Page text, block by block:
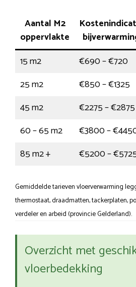
Aantal M2
oppervlakte
15 m2
€690 – €720
25 m2
€850 – €1325
45 m2
€2275 – €2875
60 – 65 m2
€3800 –
85 m2 +
€5200 –
Gemiddelde tarieven vloerverwarming
thermostaat, draadmatten, tackerplaten,
verdeler en arbeid (provincie Gelderland).
Overzicht met
vloerbedekking